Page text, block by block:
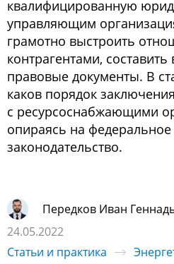
квалифицированную
управляющим
грамотно выстроить
контрагентами,
правовые документы. В
каков порядок
с ресурсоснабжающими
опираясь на
законодательство.
Передков Иван
24.05.2022
Статьи и практика